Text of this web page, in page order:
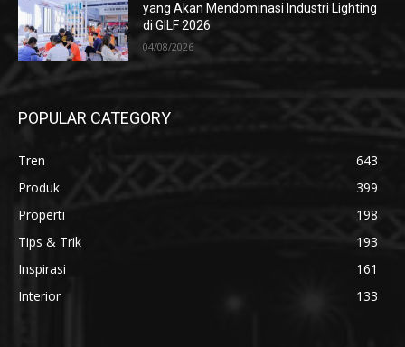
yang Akan Mendominasi Industri Lighting
di GILF 2026
04/08/2026
POPULAR CATEGORY
Tren
643
Produk
399
Properti
198
Tips & Trik
193
Inspirasi
161
Interior
133